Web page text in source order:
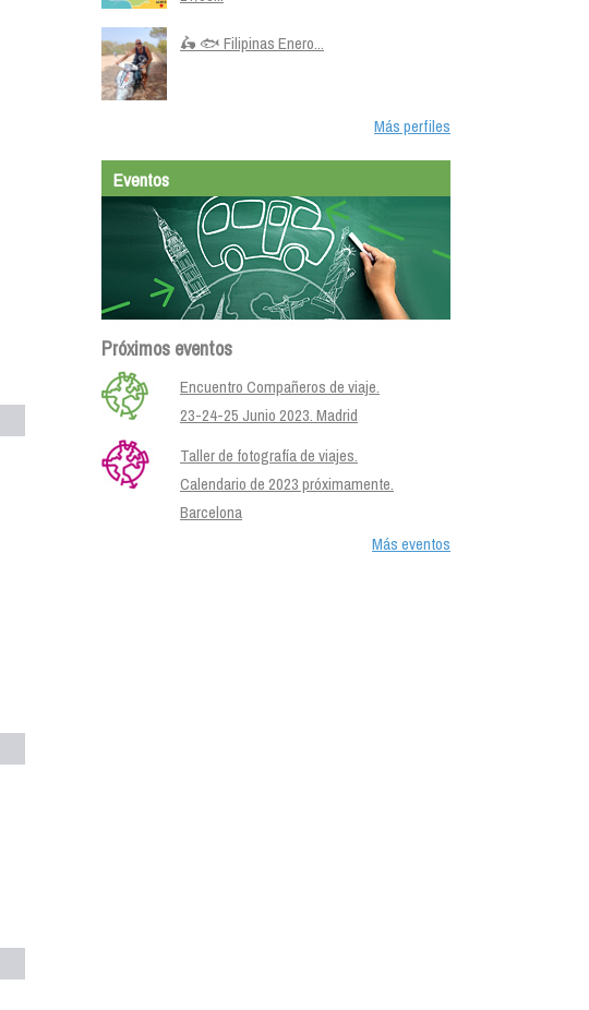
🛵 🐟 Filipinas Enero...
Más perfiles
Eventos
Próximos eventos
Encuentro Compañeros de viaje.
23-24-25 Junio 2023. Madrid
Taller de fotografía de viajes.
Calendario de 2023 próximamente.
Barcelona
Más eventos